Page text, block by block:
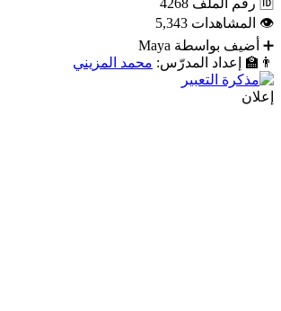
👁
المشاهدات 5,343
➕
أضيف بواسطة Maya
👨‍🏫
إعداد المدرّس: محمد المزيني
إعلان